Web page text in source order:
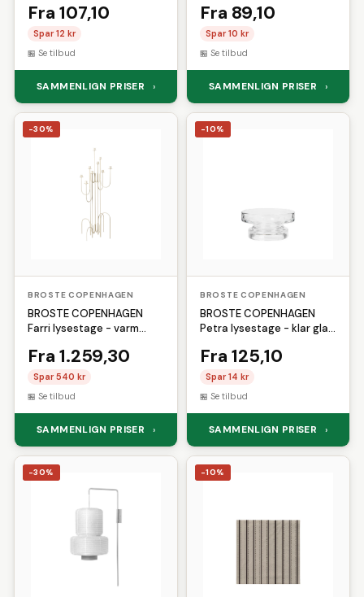
Fra 107,10
Spar 12 kr
Se tilbud
SAMMENLIGN PRISER ›
Fra 89,10
Spar 10 kr
Se tilbud
SAMMENLIGN PRISER ›
-30%
BROSTE COPENHAGEN
BROSTE COPENHAGEN
Farri lysestage - varm
Fra 1.259,30
Spar 540 kr
Se tilbud
SAMMENLIGN PRISER ›
-10%
BROSTE COPENHAGEN
BROSTE COPENHAGEN
Petra lysestage - klar glas
Fra 125,10
Spar 14 kr
Se tilbud
SAMMENLIGN PRISER ›
-30% -10%